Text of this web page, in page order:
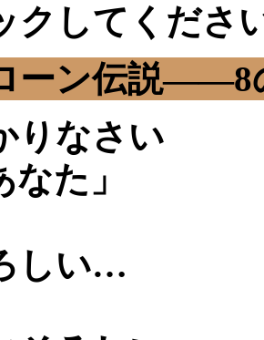
クしてくださ
ーン伝説
りなさい
た」
しい…